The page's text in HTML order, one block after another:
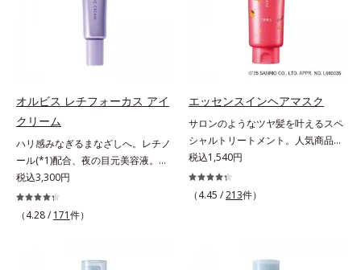
てください。各商品の詳しい情報は
BEAUTY夏祭りは、こちら
いくお悩みを自然に隠しつつも、ま
叶えるのは、微細で均一なカバー粉
にダマ防止の特殊コーティングを施
すことで、カバー粉体は薄く・均一
に凹凸へフィット。毛穴や色ムラを
カバーしながら自然な仕上がりを叶
えます。また、ファンデーションを
つけている間に保湿成分が肌へ浸透
(*2)するスキンコンディショニング
セラム設計(*3)を採用。肌に触れた
うな透明感とツヤを生み出すこと
け止め・化粧下地・カラーコントロ
ール・コンシーラー・パウダー・フ
ァンデーションの7役を兼ねる多機
能BB。慌ただしい朝でもパパッと
塗るだけで、厚塗り感のない、自然
なツヤめきのある美肌に整えます。
*1 年齢を重ねた肌*2 オルビス内BB
クリームのカバー力
オルビス レチフォーカス アイ
クリーム
ハリ感みなぎるまなざしへ。レチノ
ール(*1)配合、夜の目元美容液。オ
ルビスの目元技術を結集し、ハリ感
みなぎるまなざしへ。レチノール
(*1)配合の目元美容液です。目元悩
(*2)の2種の成分が深いうるおいを
税込3,300円
（4.28 / 171件）
エッセンスインヘアマスク
サロンのようなツヤ髪を叶えるスペ
シャルトリートメント。人気商品
「エッセンスインヘアミルク」と同
じシリーズの、お風呂で美しいツヤ
髪を叶えるスペシャルヘアマスクで
らに毛髪保護成分がダメージを受け
税込1,540円
（4.45 /213件）